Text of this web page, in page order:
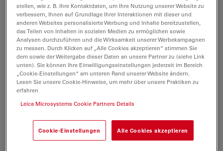
Akademischer Grad
Vorname
Nachname
stellen, wie z. B. Ihre Kontaktdaten, um Ihre Nutzung unserer Website zu
verbessern, Ihnen auf Grundlage Ihrer Interaktionen mit dieser und
anderen Websites personalisierte Werbung und Inhalte bereitzustellen,
das Teilen von Inhalten in sozialen Medien zu ermöglichen sowie
Analysen durchzuführen und die Wirksamkeit unserer Werbekampagnen
zu messen. Durch Klicken auf „Alle Cookies akzeptieren“ stimmen Sie
dem sowie der Weitergabe dieser Daten an unsere Partner zu (siehe Link
unten). Sie können Ihre Einwilligungseinstellungen jederzeit im Bereich
„Cookie-Einstellungen“ am unteren Rand unserer Website ändern.
Lesen Sie unsere Cookie-Hinweise, um mehr über unsere Praktiken zu
erfahren
Leica Microsystems Cookie Partners Details
Cookie-Einstellungen Alle Cookies akzeptieren